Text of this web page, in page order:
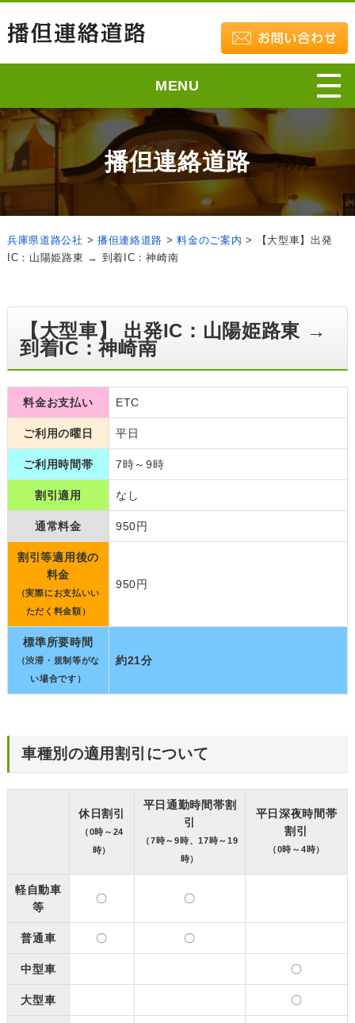
MENU
播但連絡道路
兵庫県道路公社 > 播但連絡道路 >料金のご案内 >
【大型車】出発
IC：山陽姫路東 → 到着IC：神崎南
【大型車】 出発IC：山陽姫路東 →
到着IC：神崎南
料金お支払い ETC
ご利用の曜日 平日
ご利用時間帯 7時～9時
割引適用 なし
通常料金 950円
割引等適用後の
料金
（実際にお支払いい
ただく料金額）
950円
標準所要時間
（渋滞・規制等がな
い場合です）
約21分
車種別の適用割引について
休日割引
（0時～24
時）
平日通勤時間帯割
引
（7時～9時、17時～19
時）
平日深夜時間帯
割引
（0時～4時）
軽自動車
等
〇 〇
普通車 〇 〇
中型車 〇
大型車 〇